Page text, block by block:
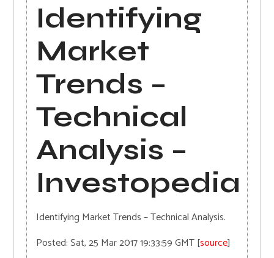
Identifying
Market
Trends –
Technical
Analysis –
Investopedia
Identifying Market Trends – Technical Analysis.
Posted: Sat, 25 Mar 2017 19:33:59 GMT [source]